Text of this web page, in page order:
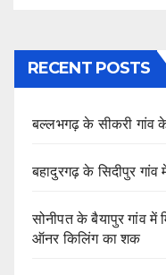
RECENT POSTS
बल्लभगढ़ के सीकरी गांव
बहादुरगढ़ के सिदीपुर
सोनीपत के बैयापुर गांव में
ऑनर किलिंग का शक